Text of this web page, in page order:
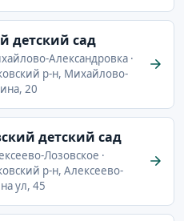
детский сад
Александровка ·
р-н, Михайлово-
20
детский сад
Лозовское ·
р-н, Алексеево-
ул, 45